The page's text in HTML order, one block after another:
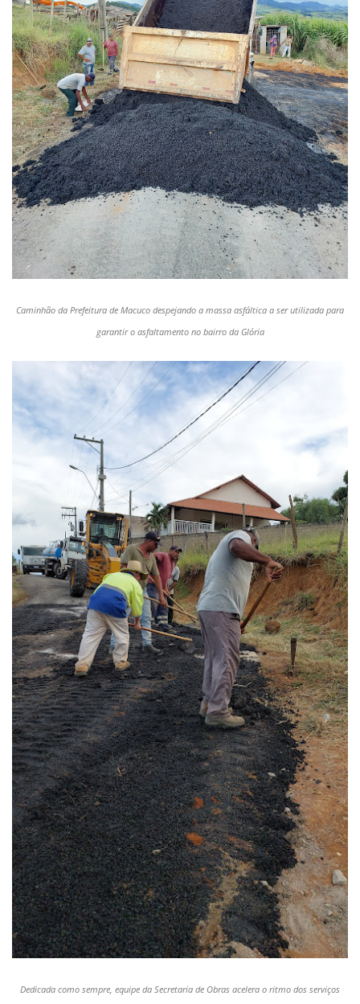
Caminhão da Prefeitura de Macuco despejando a massa asfáltica a ser utilizada para
garantir o asfaltamento no bairro da Glória
Dedicada como sempre, equipe da Secretaria de Obras acelera o ritmo dos serviços